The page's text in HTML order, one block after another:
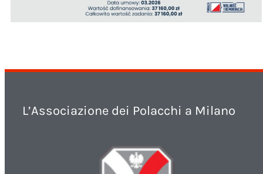
L’Associazione dei Polacchi a Milano